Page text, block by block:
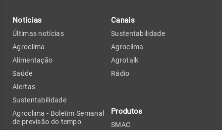
Notícias
Últimas notícias
Agroclima
Alimentação
Saúde
Alertas
Sustentabilidade
Agroclima - Boletim Semanal
de previsão do tempo
Canais
Sustentabilidade
Agroclima
Agrotalk
Rádio
Produtos
SMAC